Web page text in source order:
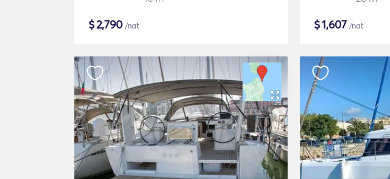
$2,790 /nat $1,607 /nat